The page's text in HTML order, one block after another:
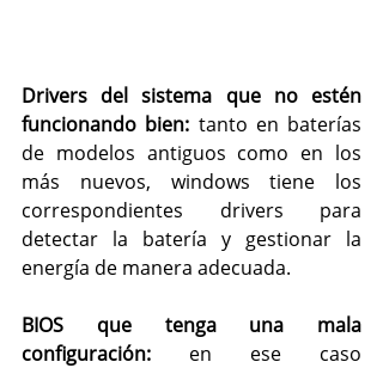
Drivers del sistema que no estén
funcionando bien: tanto en baterías
de modelos antiguos como en los
más nuevos, windows tiene los
correspondientes drivers para
detectar la batería y gestionar la
energía de manera adecuada.
BIOS que tenga una mala
configuración: en ese caso